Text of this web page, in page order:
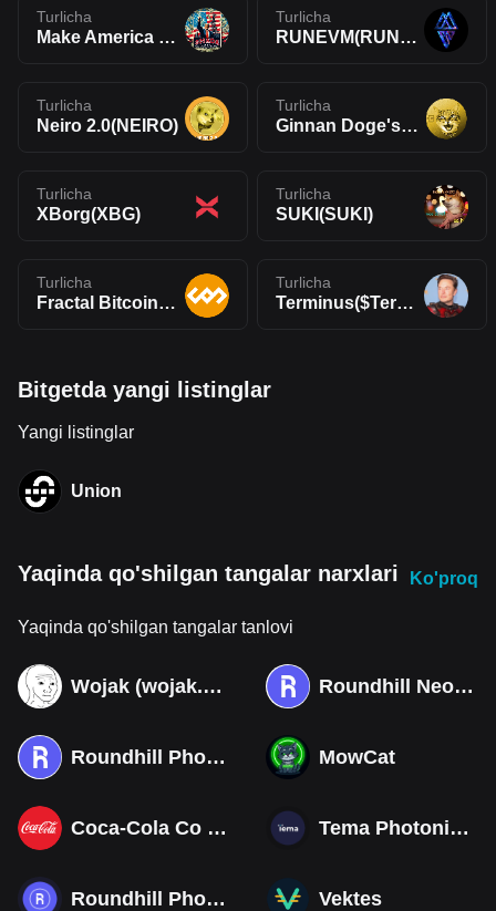
Turlicha
Make America Drill Again(MADA)
Turlicha
RUNEVM(RUNEVM)
Turlicha
Neiro 2.0(NEIRO)
Turlicha
Ginnan Doge's Brother(GINNAN)
Turlicha
XBorg(XBG)
Turlicha
SUKI(SUKI)
Turlicha
Fractal Bitcoin(FB)
Turlicha
Terminus($Terminus)
Bitgetda yangi listinglar
Yangi listinglar
Union
Yaqinda qo'shilgan tangalar narxlari Ko'proq
Yaqinda qo'shilgan tangalar tanlovi
Wojak (wojak.art) Roundhill Neocloud ETF (Derivatives)
Roundhill Photonics & Optics ETF (Derivatives) MowCat
Coca-Cola Co (Derivatives) Tema Photonics & Optical ETF
Roundhill Photonics & Optics ETF Vektes